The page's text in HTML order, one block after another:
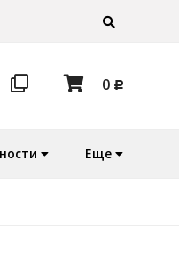
0 Р
Еще